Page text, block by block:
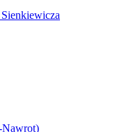
Nawrot)